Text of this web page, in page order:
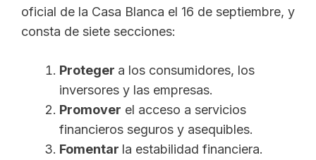
oficial de la Casa Blanca el 16 de septiembre, y
consta de siete secciones:
Proteger a los consumidores, los
inversores y las empresas.
Promover el acceso a servicios
financieros seguros y asequibles.
Fomentar la estabilidad financiera.